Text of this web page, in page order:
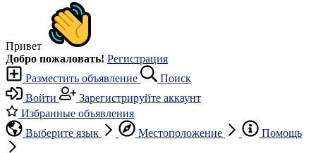
Привет
Добро пожаловать! Регистрация
Разместить объявление
Поиск
Войти
Зарегистрируйте аккаунт
Избранные объявления
Выберите язык
Местоположение Помощь